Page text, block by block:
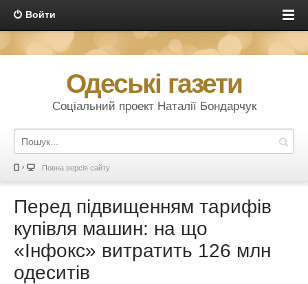
Войти
Одеські газети
Соціальний проект Наталії Бондарчук
Повна версія сайту
Перед підвищенням тарифів
купівля машин: на що
«Інфокс» витратить 126 млн
одеситів